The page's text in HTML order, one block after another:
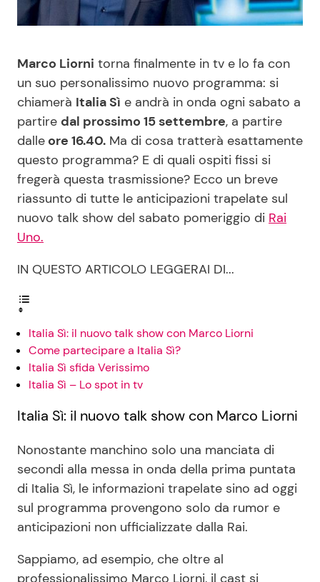
Moda e Style
Mondo Mamma
News benessere
Salute
Viaggi e Turismo
Festività
Dolci
Le Ricette in TV
Primi Piatti
Ricette Facili e Veloci
Ricette Feste
Seguici
Info
Chi siamo
Redazione
Contattaci
Pubblicità
Marco Liorni torna finalmente in tv e lo fa con
un suo personalissimo nuovo programma: si
chiamerà Italia Sì e andrà in onda ogni sabato a
partire dal prossimo 15 settembre, a partire
dalle ore 16.40. Ma di cosa tratterà esattamente
questo programma? E di quali ospiti fissi si
fregerà questa trasmissione? Ecco un breve
riassunto di tutte le anticipazioni trapelate sul
nuovo talk show del sabato pomeriggio di Rai
Uno.
IN QUESTO ARTICOLO LEGGERAI DI...
Italia Sì: il nuovo talk show con Marco Liorni
Come partecipare a Italia Sì?
Italia Sì sfida Verissimo
Italia Sì – Lo spot in tv
Italia Sì: il nuovo talk show con Marco Liorni
Nonostante manchino solo una manciata di
secondi alla messa in onda della prima puntata
di Italia Sì, le informazioni trapelate sino ad oggi
sul programma provengono solo da rumor e
anticipazioni non ufficializzate dalla Rai.
Sappiamo, ad esempio, che oltre al